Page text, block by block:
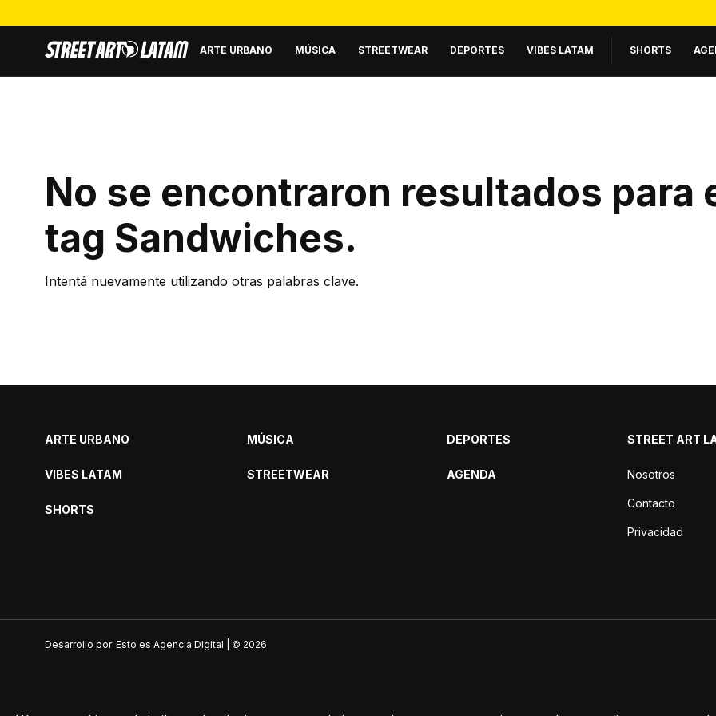
ARTE URBANO MÚSICA STREETWEAR DEPORTES VIBES LATAM SHORTS
No se encontraron resultados para
tag Sandwiches.
Intentá nuevamente utilizando otras palabras clave.
ARTE URBANO
VIBES LATAM
SHORTS
MÚSICA
STREETWEAR
DEPORTES
AGENDA
STREET ART
Nosotros
Contacto
Privacidad
Desarrollo por Esto es Agencia Digital | © 2026